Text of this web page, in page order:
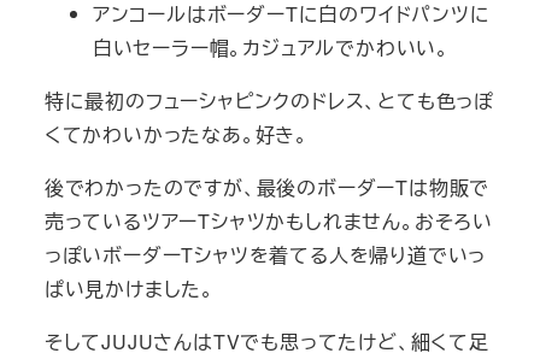
アンコールはボーダーTに白のワイドパンツに
白いセーラー帽。カジュアルでかわいい。
特に最初のフューシャピンクのドレス、とても色っぽ
くてかわいかったなあ。好き。
後でわかったのですが、最後のボーダーTは物販で
売っているツアーTシャツかもしれません。おそろい
っぽいボーダーTシャツを着てる人を帰り道でいっ
ぱい見かけました。
そしてJUJUさんはTVでも思ってたけど、細くて足